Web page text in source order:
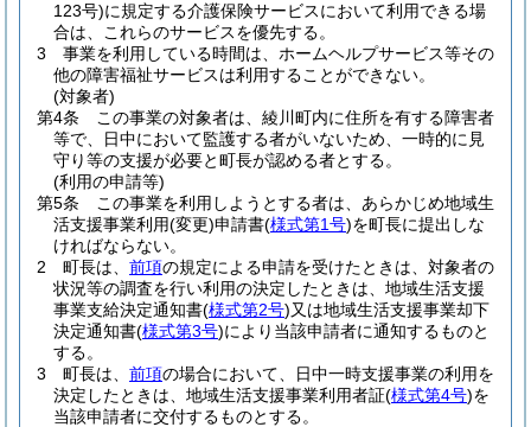
123号)に規定する介護保険サービスにおいて利用できる場
合は、これらのサービスを優先する。
3
事業を利用している時間は、ホームヘルプサービス等その
他の障害福祉サービスは利用することができない。
(対象者)
第4条
この事業の対象者は、綾川町内に住所を有する障害者
等で、日中において監護する者がいないため、一時的に見
守り等の支援が必要と町長が認める者とする。
(利用の申請等)
第5条
この事業を利用しようとする者は、あらかじめ地域生
活支援事業利用(変更)申請書(様式第1号)を町長に提出しな
ければならない。
2
町長は、 前項の規定による申請を受けたときは、対象者の
状況等の調査を行い利用の決定したときは、地域生活支援
事業支給決定通知書(様式第2号)又は地域生活支援事業却下
決定通知書(様式第3号)により当該申請者に通知するものと
する。
3
町長は、 前項の場合において、日中一時支援事業の利用を
決定したときは、地域生活支援事業利用者証(様式第4号)を
当該申請者に交付するものとする。